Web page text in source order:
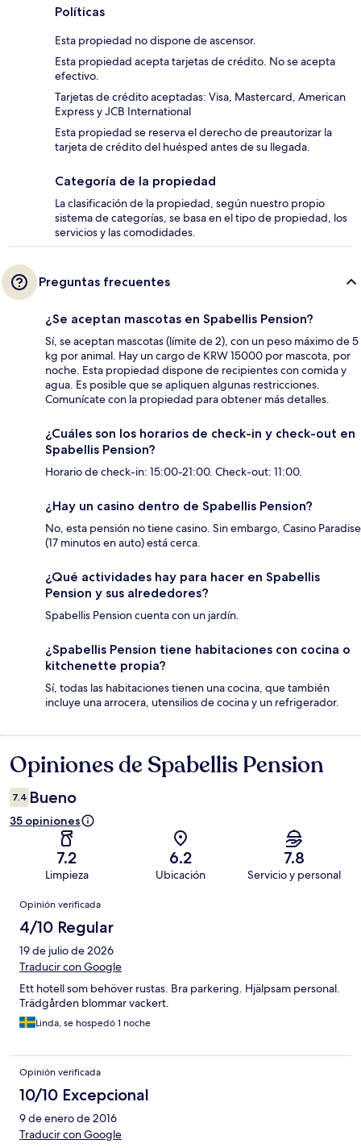
Políticas
Esta propiedad no dispone de ascensor.
Esta propiedad acepta tarjetas de crédito. No se acepta
efectivo.
Tarjetas de crédito aceptadas: Visa, Mastercard, American
Express y JCB International
Esta propiedad se reserva el derecho de preautorizar la
tarjeta de crédito del huésped antes de su llegada.
Categoría de la propiedad
La clasificación de la propiedad, según nuestro propio
sistema de categorías, se basa en el tipo de propiedad, los
servicios y las comodidades.
Preguntas frecuentes
¿Se aceptan mascotas en Spabellis Pension?
Sí, se aceptan mascotas (límite de 2), con un peso máximo de 5
kg por animal. Hay un cargo de KRW 15000 por mascota, por
noche. Esta propiedad dispone de recipientes con comida y
agua. Es posible que se apliquen algunas restricciones.
Comunícate con la propiedad para obtener más detalles.
¿Cuáles son los horarios de check-in y check-out en
Spabellis Pension?
Horario de check-in: 15:00-21:00. Check-out: 11:00.
¿Hay un casino dentro de Spabellis Pension?
No, esta pensión no tiene casino. Sin embargo, Casino Paradise
(17 minutos en auto) está cerca.
¿Qué actividades hay para hacer en Spabellis
Pension y sus alrededores?
Spabellis Pension cuenta con un jardín.
¿Spabellis Pension tiene habitaciones con cocina o
kitchenette propia?
Sí, todas las habitaciones tienen una cocina, que también
incluye una arrocera, utensilios de cocina y un refrigerador.
Opiniones
Opiniones de Spabellis Pension
7.4 Bueno
35 opiniones
7.2
Limpieza
6.2
Ubicación
7.8
Servicio y personal
Opiniones
Opinión verificada
4/10 Regular
19 de julio de 2026
Traducir con Google
Ett hotell som behöver rustas. Bra parkering. Hjälpsam personal.
Trädgården blommar vackert.
Linda, se hospedó 1 noche
Opinión verificada
10/10 Excepcional
9 de enero de 2016
Traducir con Google